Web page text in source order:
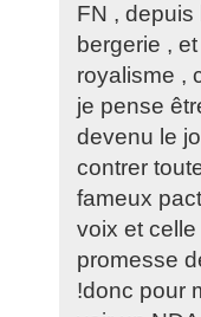
FN ,
bergerie ,
royalisme ,
je pense
devenu le
contrer
fameux
voix et
promesse
!donc pour